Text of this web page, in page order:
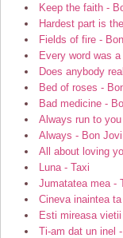
Keep the faith -
Hardest part is
Fields of fire -
Every word was
Does anybody
Bed of roses -
Bad medicine -
Always run to
Always - Bon Jovi
All about loving
Luna - Taxi
Jumatatea mea -
Cineva inaintea
Esti mireasa
Ti-am dat un inel